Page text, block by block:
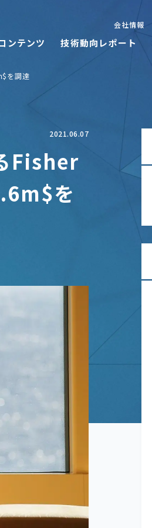
ンテンツ 技術動向レポート
会社情報
を調達
2021.06.07
Fisher
を